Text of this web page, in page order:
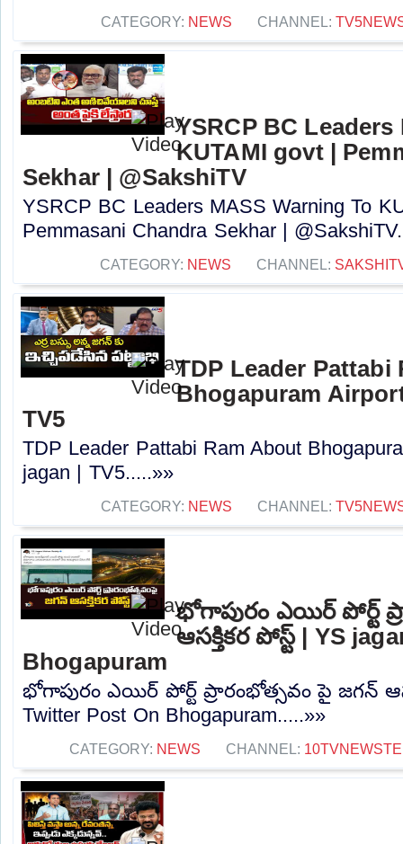
CATEGORY: NEWS CHANNEL:
YSRCP BC
KUTAMI govt |
Sekhar | @SakshiTV
YSRCP BC Leaders MASS Warning To
Pemmasani Chandra Sekhar |
CATEGORY: NEWS CHANNEL:
TDP Leader Pattabi
Bhogapuram
TV5
TDP Leader Pattabi Ram About
jagan | TV5.....»»
CATEGORY: NEWS CHANNEL:
భోగాపురం ఎయిర్ పోర్ట్
ఆసక్తికర పోస్ట్ | YS
Bhogapuram
భోగాపురం ఎయిర్ పోర్ట్ ప్రారంభోత్సవం పై జగన్
Twitter Post On Bhogapuram.....»»
CATEGORY: NEWS CHANNEL: